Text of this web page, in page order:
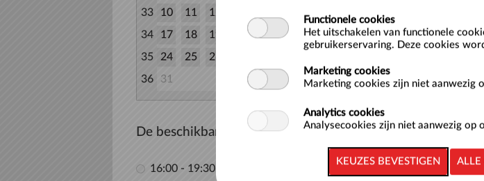
33
10 11 12
16
34
17 18 19 21 22
23
35
24 25 26
36
31
De beschikbare tijden voor donderdag 6 augustus 2026
16:00 - 19:30 uur
Functionele cookies
Het uitschakelen van functionele
gebruikerservaring. Deze cookies
Marketing cookies
Marketing cookies zijn niet aanwezig
Analytics cookies
Analysecookies zijn niet aanwezig op